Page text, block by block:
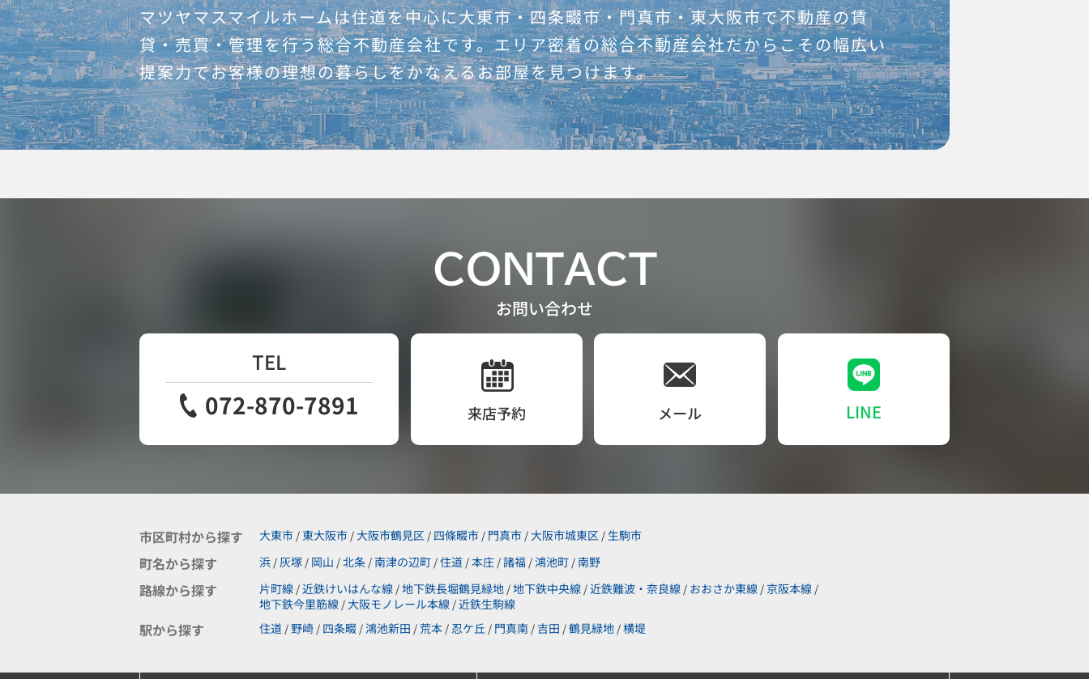
マツヤマスマイルホームは住道を中心に大東市・四条畷市・門真市・東大阪市で不動産の賃
貸・売買・管理を行う総合不動産会社です。エリア密着の総合不動産会社だからこその幅広い
提案力でお客様の理想の暮らしをかなえるお部屋を見つけます。
CONTACT
お問い合わせ
TEL
072-870-7891 来店予約 メール LINE
市区町村から探す 大東市 / 東大阪市 / 大阪市鶴見区 / 四條畷市 / 門真市 / 大阪市城東区 / 生駒市
町名から探す 浜 / 灰塚 / 岡山 /北条 /南津の辺町 /住道 /本庄 /諸福 /鴻池町 /南野
路線から探す 片町線 /近鉄けいはんな線 /地下鉄長堀鶴見緑地 /地下鉄中央線 /近鉄難波・奈良線 / おおさか東線 / 京阪本線 /
地下鉄今里筋線 / 大阪モノレール本線 /近鉄生駒線
駅から探す 住道 /野崎 / 四条畷 /鴻池新田 /荒本 /忍ケ丘 / 門真南 /吉田 /鶴見緑地 /横堤